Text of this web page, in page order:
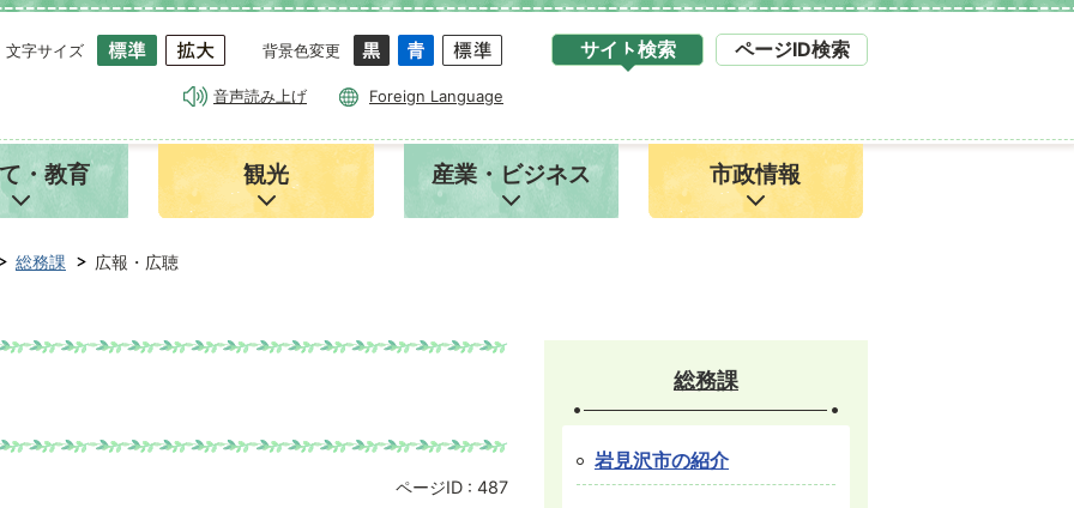
文字サイズ 背景色変更
音声読み上げ Foreign Language
サイト検索 ページID検索
ト
索
・教育 観光 産業・ビジネス 市政情報
総務課 広報・広聴
ページID : 487
総務課
岩見沢市の紹介